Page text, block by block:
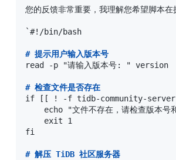
您的反馈非常重要，我理解您希望脚本
`#!/bin/bash
# 提示用户输入版本号
read -p "请输入版本号: " version
# 检查文件是否存在
if [[ ! -f tidb-community-
echo "文件不存在，请检查版本号
    exit 1
fi
# 解压 TiDB 社区服务器